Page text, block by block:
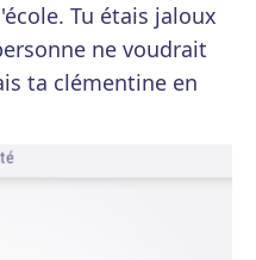
Tu étais jaloux
ne voudrait
ta clémentine en